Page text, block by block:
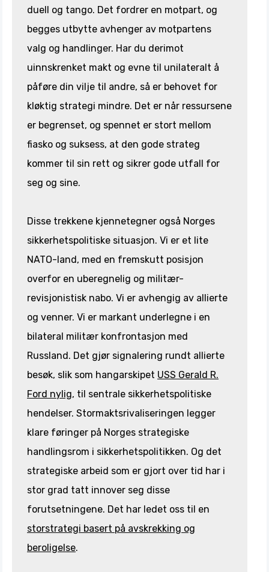
duell og tango. Det fordrer en motpart, og
begges utbytte avhenger av motpartens
valg og handlinger. Har du derimot
uinnskrenket makt og evne til unilateralt å
påføre din vilje til andre, så er behovet for
kløktig strategi mindre. Det er når ressursene
er begrenset, og spennet er stort mellom
fiasko og suksess, at den gode strateg
kommer til sin rett og sikrer gode utfall for
seg og sine.
Disse trekkene kjennetegner også Norges
sikkerhetspolitiske situasjon. Vi er et lite
NATO-land, med en fremskutt posisjon
overfor en uberegnelig og militær-
revisjonistisk nabo. Vi er avhengig av allierte
og venner. Vi er markant underlegne i en
bilateral militær konfrontasjon med
Russland. Det gjør signalering rundt allierte
besøk, slik som hangarskipet USS Gerald R.
Ford nylig, til sentrale sikkerhetspolitiske
hendelser. Stormaktsrivaliseringen legger
klare føringer på Norges strategiske
handlingsrom i sikkerhetspolitikken. Og det
strategiske arbeid som er gjort over tid har i
stor grad tatt innover seg disse
forutsetningene. Det har ledet oss til en
storstrategi basert på avskrekking og
beroligelse.